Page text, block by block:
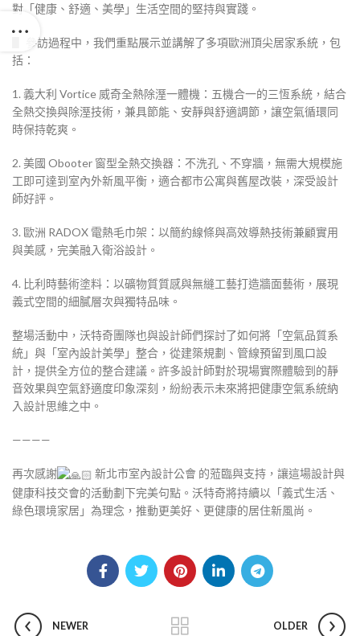
對「健康、舒適、美學」生活空間的堅持與實踐。
▋ 參訪過程中，我們重點展示並講解了多項歐洲頂尖居家系統，包
括：
1. 義大利 Vortice 威奇全熱除溼一體機：五機合一的三恆系統，結合
全熱交換與除溼技術，兼具節能、安靜與舒適調節，讓空氣循環同
時保持乾爽。
2. 美國 Obooter 窗型全熱交換器：不洗孔、不穿牆，無需大規模施
工即可達到室內外新風平衡，適合都市公寓與舊屋改裝，深受設計
師好評。
3. 歐洲 RADOX 電熱毛巾架：以簡約線條與高效導熱技術兼顧實用
與美感，完美融入衛浴設計。
4. 比利時藝術塗料：以礦物質質感與無縫工藝打造牆面藝術，展現
義式空間的細膩層次與獨特品味。
整場活動中，沃特奇團隊也與設計師們探討了如何將「空氣品質系
統」與「室內設計美學」整合，從建築規劃、管線預留到風口設
計，提供全方位的整合建議。許多設計師對於現場實際體驗到的靜
音效果與空氣舒適度印象深刻，紛紛表示未來將把健康空氣系統納
入設計思維之中。
————
再次感謝
新北市室內設計公會 的蒞臨與支持，讓這場設計與
健康科技交會的活動劃下完美句點。沃特奇將持續以「義式生活、
綠色環境家居」為理念，推動更美好、更健康的居住新風尚。
NEWER OLDER